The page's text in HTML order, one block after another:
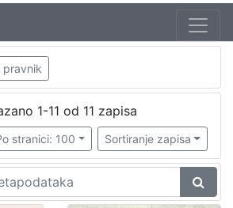
pravnik
1-11 od 11 zapisa
stranici: 100 Sortiranje zapisa